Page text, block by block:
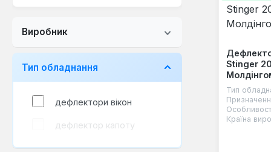
Виробник
Тип обладнання
дефлектори вікон
дефлектор капоту
Stinger
Тип
Країна